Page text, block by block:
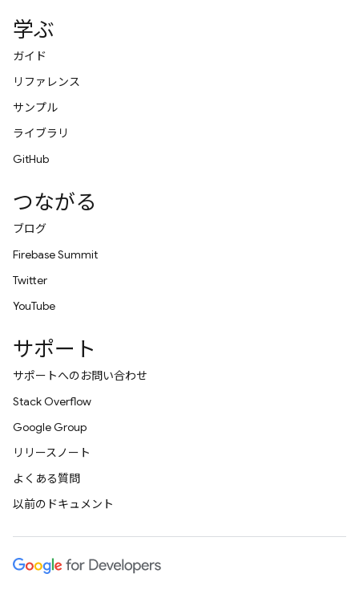
学ぶ
ガイド
リファレンス
サンプル
ライブラリ
GitHub
つながる
ブログ
Firebase Summit
Twitter
YouTube
サポート
サポートへのお問い合わせ
Stack Overflow
Google Group
リリースノート
よくある質問
以前のドキュメント